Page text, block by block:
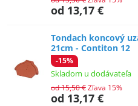
od 13,17 €
Tondach koncový
21cm - Contiton 12
-15%
Skladom u dodávateľa
od 13,17 €
od 15,50 €Zľava 15%